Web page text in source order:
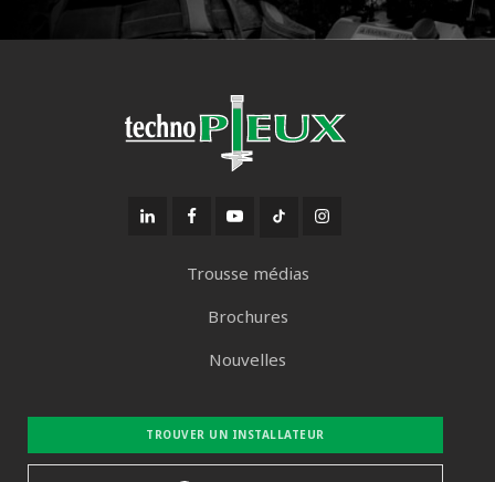
Trousse médias
Brochures
Nouvelles
TROUVER UN INSTALLATEUR